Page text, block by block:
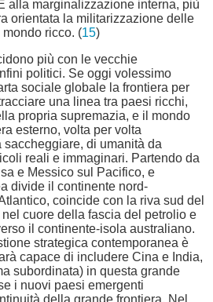
alla marginalizzazione interna, più
orientata la militarizzazione delle
ricco. (15)
più con le vecchie
politici. Se oggi volessimo
sociale globale la frontiera per
una linea tra paesi ricchi,
propria supremazia, e il mondo
esterno, volta per volta
di umanità da
reali e immaginari. Partendo da
e Messico sul Pacifico, e
divide il continente nord-
coincide con la riva sud del
cuore della fascia del petrolio e
il continente-isola australiano.
strategica contemporanea è
capace di includere Cina e India,
subordinata) in questa grande
i nuovi paesi emergenti